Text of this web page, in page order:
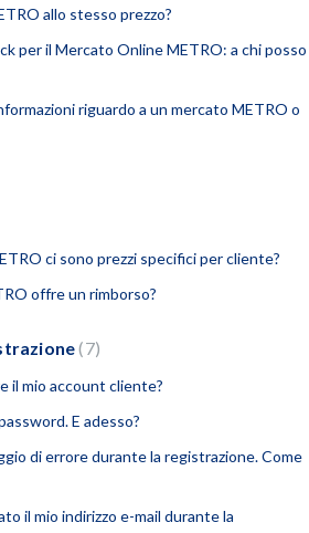
allo stesso prezzo?
per il Mercato Online METRO: a chi posso
riguardo a un mercato METRO o
ci sono prezzi specifici per cliente?
offre un rimborso?
7
il mio account cliente?
E adesso?
di errore durante la registrazione. Come
il mio indirizzo e-mail durante la